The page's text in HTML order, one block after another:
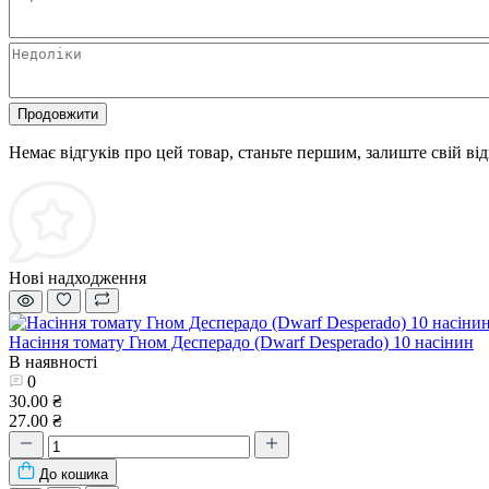
Продовжити
Немає відгуків про цей товар, станьте першим, залиште свій
Нові надходження
Насіння томату Гном Десперадо (Dwarf Desperado) 10 насінин
В наявності
0
30.00 ₴
27.00 ₴
До кошика